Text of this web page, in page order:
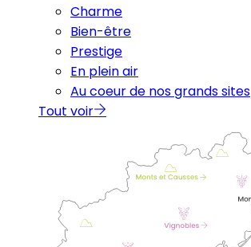
Charme
Bien-être
Prestige
En plein air
Au coeur de nos grands sites
Tout voir